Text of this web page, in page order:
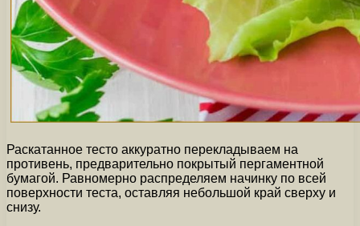
Раскатанное тесто аккуратно перекладываем на
противень, предварительно покрытый пергаментной
бумагой. Равномерно распределяем начинку по всей
поверхности теста, оставляя небольшой край сверху и
снизу.